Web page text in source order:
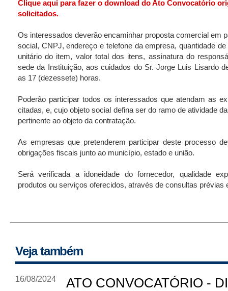
Clique aqui para fazer o download do Ato Convocatório
solicitados.
Os interessados deverão encaminhar proposta comercial em
social, CNPJ, endereço e telefone da empresa, quantidade
unitário do item, valor total dos itens, assinatura do
sede da Instituição, aos cuidados do Sr. Jorge Luis Lisardo
as 17 (dezessete) horas.
Poderão participar todos os interessados que atendam as
citadas, e, cujo objeto social defina ser do ramo de atividade
pertinente ao objeto da contratação.
As empresas que pretenderem participar deste processo
obrigações fiscais junto ao município, estado e união.
Será verificada a idoneidade do fornecedor, qualidade
produtos ou serviços oferecidos, através de consultas prévias
Veja também
16/08/2024
ATO CONVOCATÓRIO -